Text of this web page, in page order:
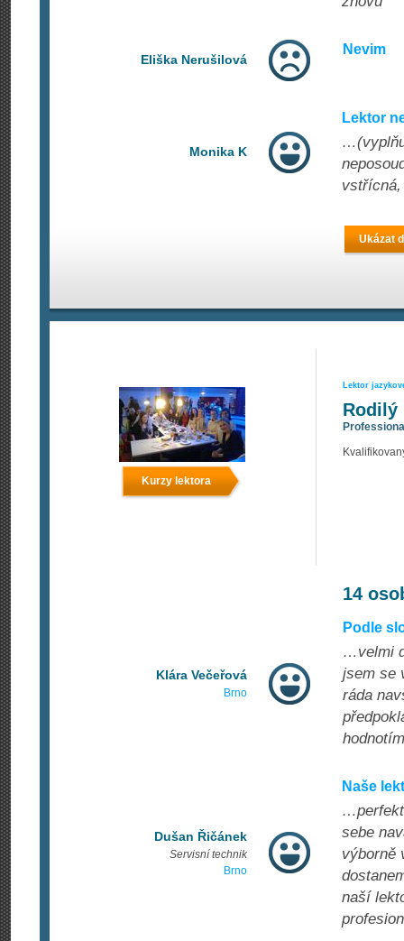
Eliška Nerušilová
Nevim
Monika K
Lektor
vstřícná,
Ukázat
Kurzy lektora
Lektor
Rodilý
14
Klára Večeřová
Brno
Podle
…velmi
jsem se
ráda
Dušan Řičánek
Servisní technik
Brno
Naše
sebe
výborně
naší